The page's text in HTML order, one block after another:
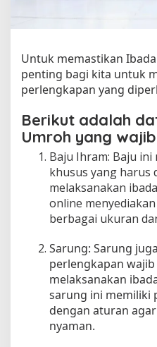
r
o
h
n
t
u
k
P
r
i
a
a
n
W
a
n
i
Untuk memastikan
penting bagi kita untuk
perlengkapan yang
Berikut adalah
Umroh yang
Baju Ihram: Baju
khusus yang harus
melaksanakan
online
berbagai ukuran
Sarung: Sarung
perlengkapan
melaksanakan
sarung ini memiliki
dengan aturan
nyaman.